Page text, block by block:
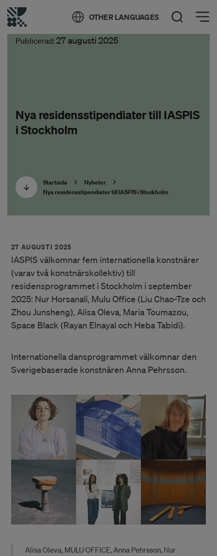
OTHER LANGUAGES Öppna sök
Öppna meny
Publicerad: 27 augusti 2025
Nya residensstipendiater till IASPIS
i Stockholm
Startsida
Nyheter
Nya residensstipendiater till IASPIS i Stockholm
27 AUGUSTI 2025
IASPIS välkomnar fem internationella konstnärer
(varav två konstnärskollektiv) till
residensprogrammet i Stockholm i september
2025: Nur Horsanali, Mulu Office (Liu Chao-Tze och
Zhou Junsheng), Alisa Oleva, Maria Toumazou,
Space Black (Rayan Elnayal och Heba Tabidi).
Internationella dansprogrammet välkomnar den
Sverigebaserade konstnären Anna Pehrsson.
Alisa Oleva, MULU OFFICE, Anna Pehrsson, Nur